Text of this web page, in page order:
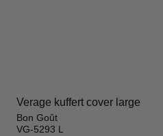
Verage kuffert cover large
Bon Goût
VG-5293 L